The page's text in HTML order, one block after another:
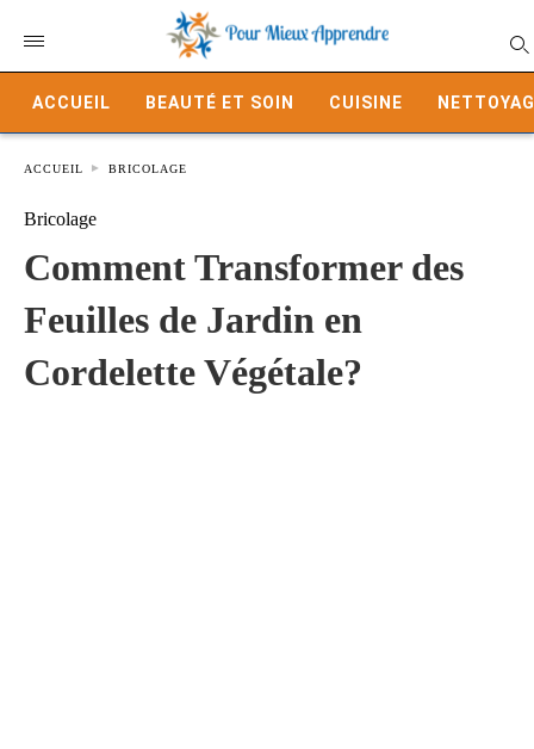
ACCUEIL BEAUTÉ ET SOIN CUISINE
ACCUEIL BRICOLAGE
Bricolage
Comment Transformer des
Feuilles de Jardin en
Cordelette Végétale?